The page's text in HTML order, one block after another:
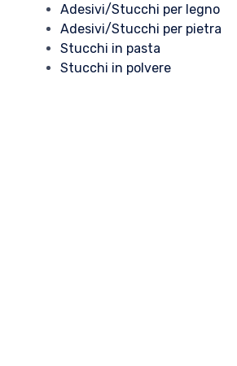
Adesivi/Stucchi per legno
Adesivi/Stucchi per pietra
Stucchi in pasta
Stucchi in polvere